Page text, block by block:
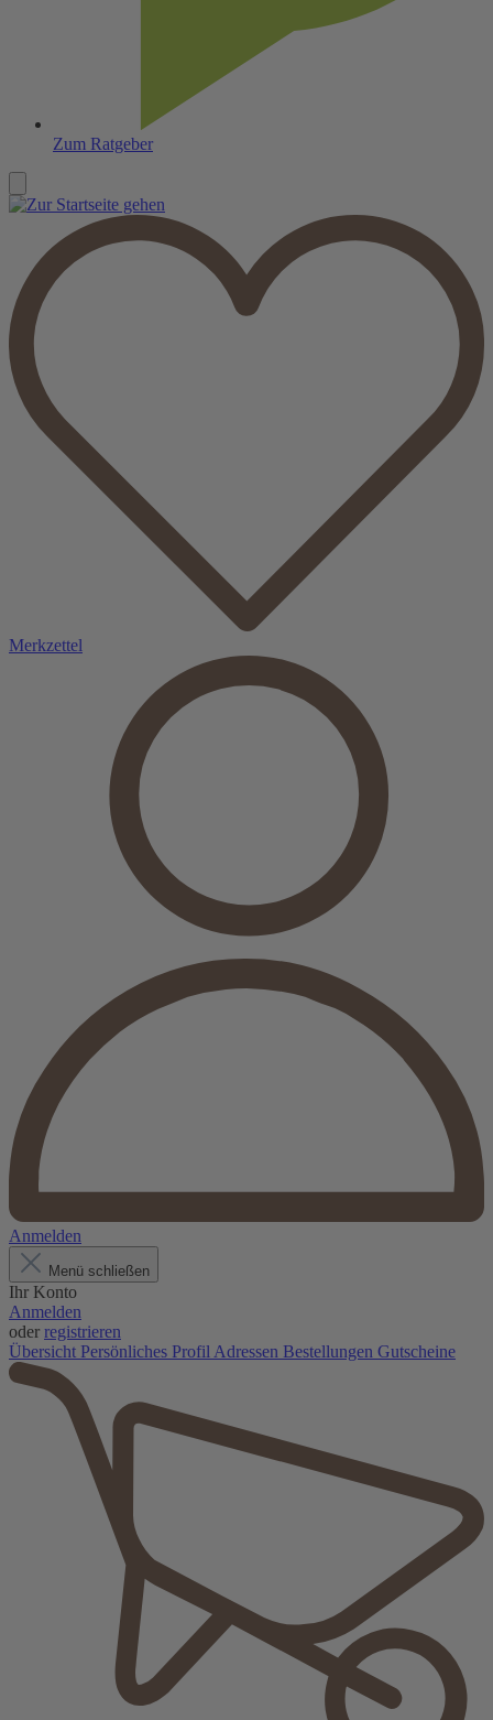
Zum Ratgeber
Merkzettel
Anmelden
Menü schließen
Ihr Konto
Anmelden
oder registrieren
Übersicht Persönliches Profil Adressen Bestellungen Gutscheine